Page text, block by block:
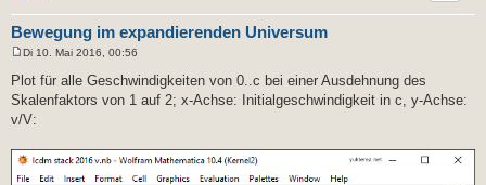
Bewegung im expandierenden Universum
e
t
r
a
Di 10. Mai 2016, 00:56
Plot für alle Geschwindigkeiten von 0..c bei einer Ausdehnung des
Skalenfaktors von 1 auf 2; x-Achse: Initialgeschwindigkeit in c, y-Achse:
v/V: